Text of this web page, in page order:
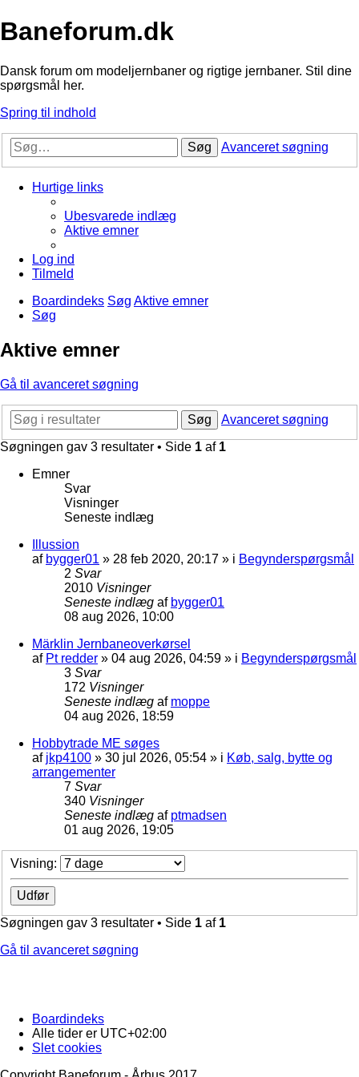
Baneforum.dk
Dansk forum om modeljernbaner og rigtige jernbaner. Stil dine
spørgsmål her.
Spring til indhold
Søg Avanceret søgning
Hurtige links
Ubesvarede indlæg
Aktive emner
Log ind
Tilmeld
Boardindeks Søg Aktive emner
Søg
Aktive emner
Gå til avanceret søgning
Søg
Avanceret søgning
Søgningen gav 3 resultater • Side 1 af 1
Emner
Svar
Visninger
Seneste indlæg
Illussion
af bygger01 » 28 feb 2020, 20:17 » i Begynderspørgsmål
2 Svar
2010 Visninger
Seneste indlæg af bygger01
08 aug 2026, 10:00
Märklin Jernbaneoverkørsel
af Pt redder » 04 aug 2026, 04:59 » i Begynderspørgsmål
3 Svar
172 Visninger
Seneste indlæg af moppe
04 aug 2026, 18:59
Hobbytrade ME søges
af jkp4100 » 30 jul 2026, 05:54 » i Køb, salg, bytte og
arrangementer
7 Svar
340 Visninger
Seneste indlæg af ptmadsen
01 aug 2026, 19:05
Visning:
Søgningen gav 3 resultater • Side 1 af 1
Gå til avanceret søgning
Boardindeks
Alle tider er UTC+02:00
Slet cookies